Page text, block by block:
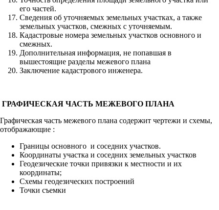
его частей.
Сведения об уточняемых земельных участках, а также
земельных участков, смежных с уточняемым.
Кадастровые номера земельных участков основного и
смежных.
Дополнительная информация, не попавшая в
вышестоящие разделы межевого плана
Заключение кадастрового инженера.
ГРАФИЧЕСКАЯ ЧАСТЬ МЕЖЕВОГО ПЛАНА
Графическая часть межевого плана содержит чертежи и схемы,
отображающие :
Границы основного и соседних участков.
Координаты участка и соседних земельных участков
Геодезические точки привязки к местности и их
координаты;
Схемы геодезических построений
Точки съемки